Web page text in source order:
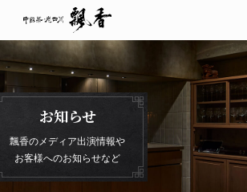
お知らせ
飄香のメディア出演情報や
お客様へのお知らせなど